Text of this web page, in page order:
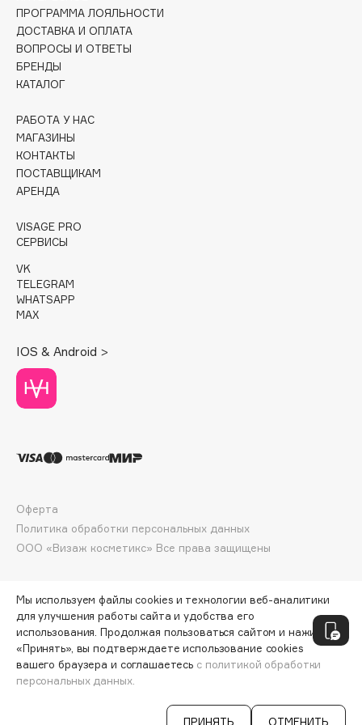
Collagenina
Consly
Corimo
CosRX
Crescina
Cunzite
Curaprox
D
d'Alba
DABO
DARLING*
Davines
Deonica
Dessange
Dolce & Gabbana
Dorco
DP Daily Perfection
Dr.Ceuracle
Dr.Jart+
DSD de Luxe
Dyson
СООБЩИТЬ О ПОСТУПЛЕНИИ
ПРОГРАММА ЛОЯЛЬНОСТИ
ДОСТАВКА И ОПЛАТА
ВОПРОСЫ И ОТВЕТЫ
БРЕНДЫ
КАТАЛОГ
РАБОТА У НАС
МАГАЗИНЫ
КОНТАКТЫ
ПОСТАВЩИКАМ
АРЕНДА
VISAGE PRO
СЕРВИСЫ
VK
TELEGRAM
WHATSAPP
MAX
IOS & Android >
ООО «Визаж косметикс» Все права защищены
Оферта
Политика обработки персональных данных
Мы используем файлы cookies и технологии веб-аналитики
для улучшения работы сайта и удобства его
использования. Продолжая пользоваться сайтом и нажимая
«Принять», вы подтверждаете использование cookies
вашего браузера и соглашаетесь с политикой обработки
персональных данных.
ПРИНЯТЬ ОТМЕНИТЬ